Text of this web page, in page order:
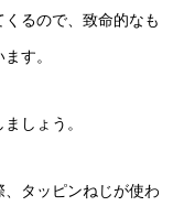
るので、致命的なも
す。
しょう。
タッピンねじが使わ